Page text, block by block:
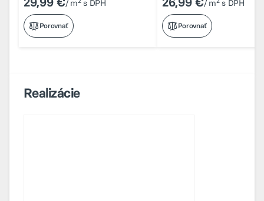
Porovnať
/ m s DPH
Porovnať
/ m s DPH
Realizácie